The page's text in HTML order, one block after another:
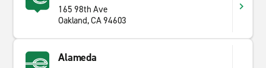
165 98th Ave
Oakland, CA 94603
Alameda